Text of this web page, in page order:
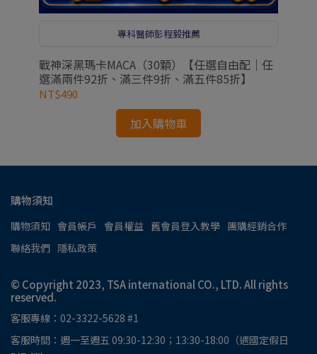
專科醫師彭程毅推薦
戰神深黑瑪卡MACA（30顆）【任選自由配｜任
選滿兩件92折、滿三件9折、滿五件85折】
NT$490
加入購物車
購物須知
購物須知 會員帳戶 會員權益 舊會員登入教學 團購經銷合作
聯絡我們 隱私政策
© Copyright 2023, TSA international CO., LTD. All rights
reserved.
客服專線：02-3322-5628 #1
客服時間：週一至週五 09:30-12:30；13:30-18:00（遇國定假日